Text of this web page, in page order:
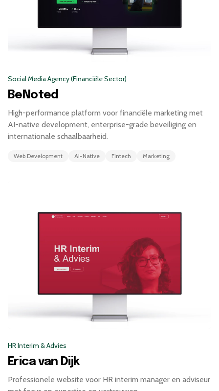
Social Media Agency (Financiële Sector)
BeNoted
High-performance platform voor financiële marketing met
AI-native development, enterprise-grade beveiliging en
internationale schaalbaarheid.
Web Development AI-Native Fintech Marketing
HR Interim & Advies
Erica van Dijk
Professionele website voor HR interim manager en adviseur